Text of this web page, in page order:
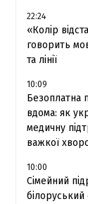
22:24
«Колір
говорить
та лінії
10:09
Безоплатна
вдома: як
медичну
важкої
10:00
Сімейний